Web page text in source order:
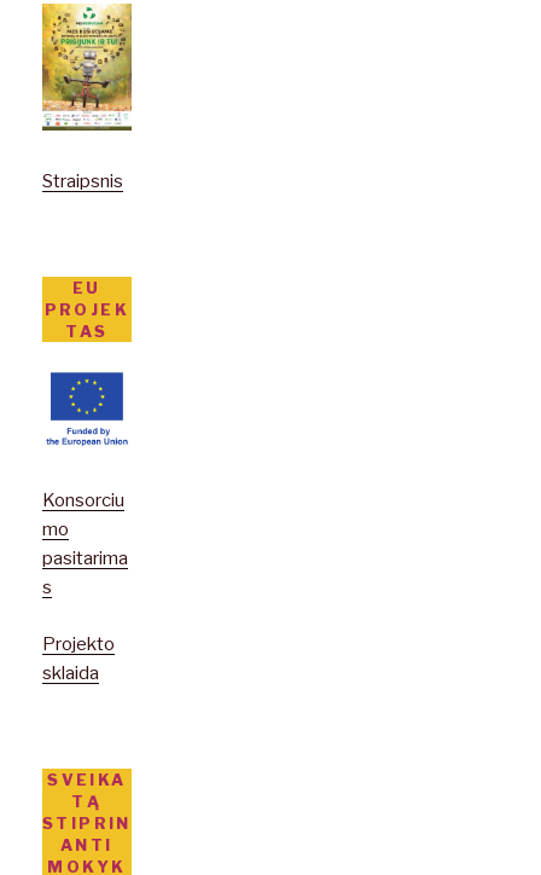
Straipsnis
EU
PROJEK
TAS
Konsorciu
mo
pasitarima
s
Projekto
sklaida
SVEIKA
TĄ
STIPRIN
ANTI
MOKYK